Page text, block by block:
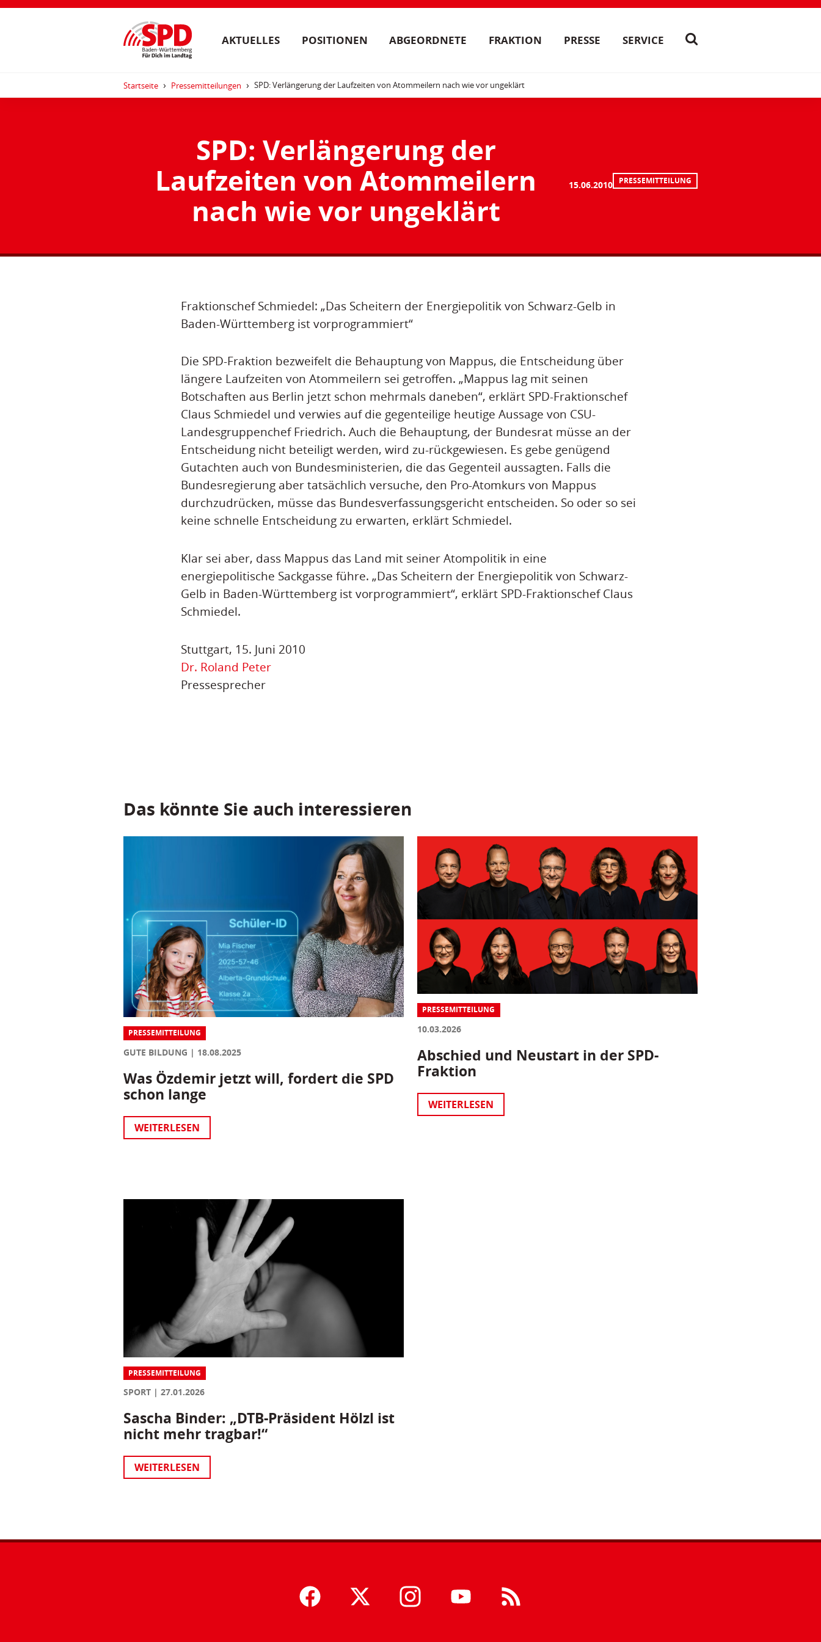
AKTUELLES POSITIONEN ABGEORDNETE FRAKTION PRESSE SERVICE
Startseite Pressemitteilungen SPD: Verlängerung der Laufzeiten von Atommeilern nach wie vor ungeklärt
SPD: Verlängerung der
Laufzeiten von Atommeilern
nach wie vor ungeklärt
15.06.2010 PRESSEMITTEILUNG
Fraktionschef Schmiedel: „Das Scheitern der Energiepolitik von Schwarz-Gelb in
Baden-Württemberg ist vorprogrammiert“
Die SPD-Fraktion bezweifelt die Behauptung von Mappus, die Entscheidung über
längere Laufzeiten von Atommeilern sei getroffen. „Mappus lag mit seinen
Botschaften aus Berlin jetzt schon mehrmals daneben“, erklärt SPD-Fraktionschef
Claus Schmiedel und verwies auf die gegenteilige heutige Aussage von CSU-
Landesgruppenchef Friedrich. Auch die Behauptung, der Bundesrat müsse an der
Entscheidung nicht beteiligt werden, wird zu-rückgewiesen. Es gebe genügend
Gutachten auch von Bundesministerien, die das Gegenteil aussagten. Falls die
Bundesregierung aber tatsächlich versuche, den Pro-Atomkurs von Mappus
durchzudrücken, müsse das Bundesverfassungsgericht entscheiden. So oder so sei
keine schnelle Entscheidung zu erwarten, erklärt Schmiedel.
Klar sei aber, dass Mappus das Land mit seiner Atompolitik in eine
energiepolitische Sackgasse führe. „Das Scheitern der Energiepolitik von Schwarz-
Gelb in Baden-Württemberg ist vorprogrammiert“, erklärt SPD-Fraktionschef Claus
Schmiedel.
Stuttgart, 15. Juni 2010
Dr. Roland Peter
Pressesprecher
Das könnte Sie auch interessieren
PRESSEMITTEILUNG
GUTE BILDUNG 18.08.2025
Was Özdemir jetzt will, fordert die SPD
schon lange
WEITERLESEN
PRESSEMITTEILUNG
10.03.2026
Abschied und Neustart in der SPD-
Fraktion
WEITERLESEN
PRESSEMITTEILUNG
SPORT 27.01.2026
Sascha Binder: „DTB-Präsident Hölzl ist
nicht mehr tragbar!“
WEITERLESEN